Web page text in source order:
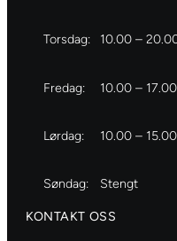
Torsdag: 10.00 –
Fredag: 10.00 – 17.00
Lørdag: 10.00 – 15.00
Søndag: Stengt
KONTAKT OSS